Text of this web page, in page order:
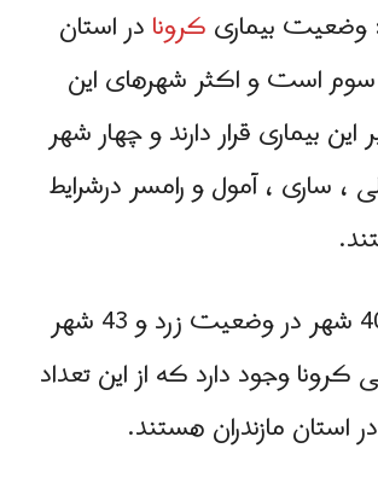
وضعیت بیماریکرونادر استان
سوم است و اکثر شهرهای این
بیماری قرار دارند و چهار شهر
، ساری ، آمول و رامسر درشرایط
در حال حاضر 401 شهر در وضعيت زرد و 43 شهر
وجود دارد که از این تعداد